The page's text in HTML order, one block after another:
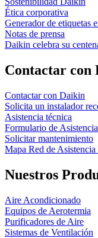
Ética corporativa
Generador de etiquetas
Notas de prensa
Daikin celebra su
Contactar con
Contactar con Daikin
Solicita un instalador
Asistencia técnica
Formulario de
Solicitar mantenimiento
Mapa Red de Asistencia
Nuestros
Aire Acondicionado
Equipos de Aerotermia
Purificadores de Aire
Sistemas de Ventilación